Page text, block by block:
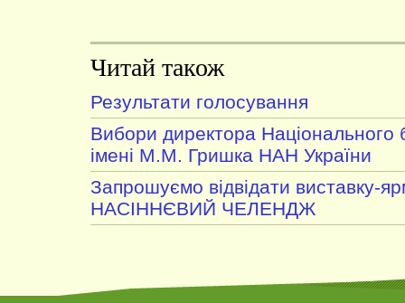
Читай також
Результати голосування
Вибори директора Національного
імені М.М. Гришка НАН України
Запрошуємо відвідати виставку-
НАСІННЄВИЙ ЧЕЛЕНДЖ